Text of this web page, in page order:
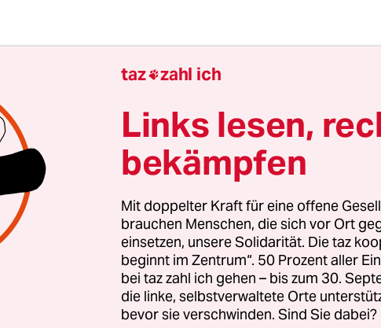
Humboldt-Universität in Berlin
Jahren wiederholt antisemitische Inhalte
Social-Media-Profilen geteilt haben. Jüdische
die davon erfuhren, wollten ihr Seminar nicht
die Aussagen im privaten Raum gefallen seien,
nicht in der Verantwortung. Die Dozentin selbst
dass allein das Teilen von Inhalten nicht mit
sei.
Jahren hat esimmer wieder Fälle gegeben,
oder Gast­red­ne­­r:in­nen an Universitäten
Äußerungen aufgefallen sind. Die
taz zahl ich
Links lesen,
bekämpfen
Mit doppelter Kraft für eine offene
brauchen Menschen, die sich vor Ort
einsetzen, unsere Solidarität. Die taz
beginnt im Zentrum“. 50 Prozent aller
bei taz zahl ich gehen – bis zum 30.
die linke, selbstverwaltete Orte
bevor sie verschwinden. Sind Sie dabei?